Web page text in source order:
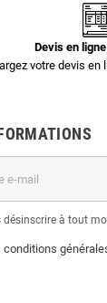
Devis en
votre devis en
désinscrire à tout